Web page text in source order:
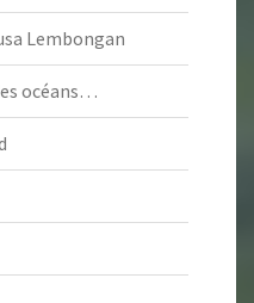
Lembongan
océans…